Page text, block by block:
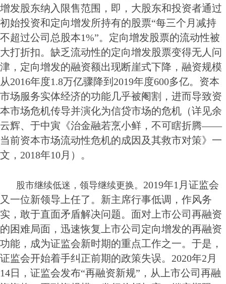
增发股东纳入限售范围，即，大股东和投资者通过
初始投资和定向增发所持有的股票“每三个月减持
不超过公司总股本1%”。定向增发股票的流动性被
大打折扣。缺乏流动性的定向增发股票变得无人问
津，定向增发的融资额出现断崖式下降，融资规模
从2016年度1.8万亿骤降到2019年度600多亿。资本
市场服务实体经济的功能几乎被阉割，进而导致资
本市场危机传导并演化为信贷市场的危机（详见余
云辉、于中寅《治金融若烹小鲜，不可瞎折腾——
当前资本市场流动性危机的成因及其救市对策》一
文，2018年10月）。
股市继续低迷，领导继续更换。 2019年1月证监会
又一位新领导上任了。新主席行事低调，作风务
实，敢于直面矛盾解决问题。面对上市公司再融资
的困难局面，迅速恢复上市公司定向增发的再融资
功能，成为证监会新时期的重点工作之一。于是，
证监会开始着手纠正前期的政策失误。2020年2月
14日，证监会发布“再融资新规”，从上市公司再融